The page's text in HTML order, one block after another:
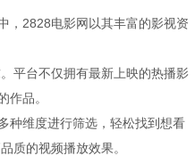
，2828电影网以其丰富的影视资
平台不仅拥有最新上映的热播影
作品。
种维度进行筛选，轻松找到想看
质的视频播放效果。